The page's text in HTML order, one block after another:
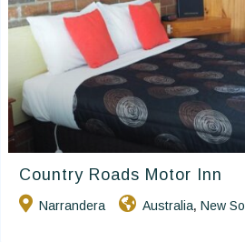
Country Roads Motor Inn
Narrandera Australia, New